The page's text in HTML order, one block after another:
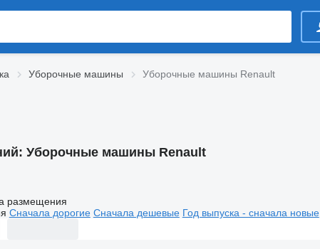
Уборочные машины Уборочные машины Renault
Уборочные машины Renault
размещения
Сначала дорогие Сначала дешевые Год выпуска - сначала новые